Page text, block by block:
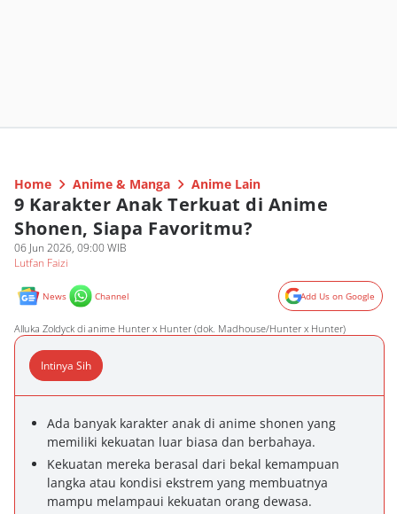
Home Anime & Manga Anime Lain
9 Karakter Anak Terkuat di Anime
Shonen, Siapa Favoritmu?
06 Jun 2026, 09:00 WIB
Lutfan Faizi
News Channel Add Us on Google
Alluka Zoldyck di anime Hunter x Hunter (dok. Madhouse/Hunter x Hunter)
Intinya Sih
Ada banyak karakter anak di anime shonen yang
memiliki kekuatan luar biasa dan berbahaya.
Kekuatan mereka berasal dari bekal kemampuan
langka atau kondisi ekstrem yang membuatnya
mampu melampaui kekuatan orang dewasa.